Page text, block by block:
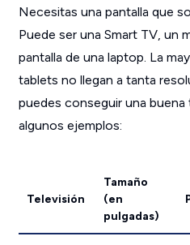
Necesitas una pantalla que
Puede ser una Smart TV, un
pantalla de una laptop. La
tablets no llegan a tanta
puedes conseguir una
algunos ejemplos:
Televisión
Tamaño
(en
pulgadas)